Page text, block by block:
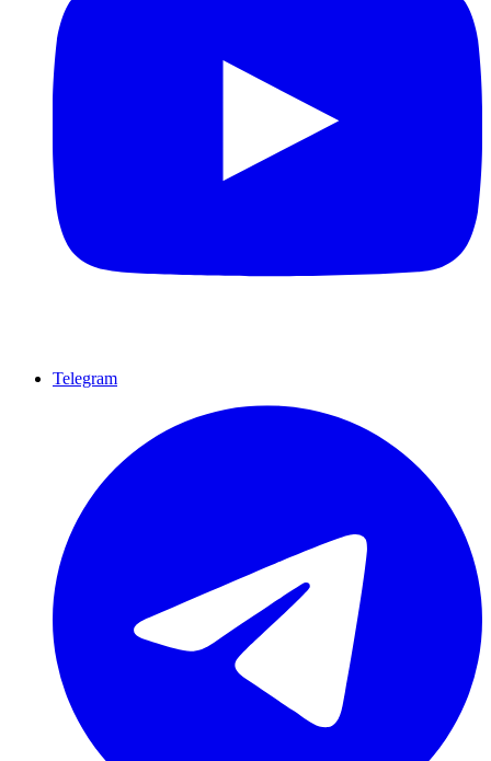
Telegram